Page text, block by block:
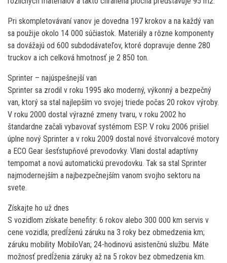
Pri skompletovávaní vanov je dovedna 197 krokov a na každý van
sa použije okolo 14 000 súčiastok. Materiály a rôzne komponenty
sa dovážajú od 600 subdodávateľov, ktoré dopravuje denne 280
truckov a ich celková hmotnosť je 2 850 ton.
Sprinter – najúspešnejší van
Sprinter sa zrodil v roku 1995 ako moderný, výkonný a bezpečný
van, ktorý sa stal najlepším vo svojej triede počas 20 rokov výroby.
V roku 2000 dostal výrazné zmeny tvaru, v roku 2002 ho
štandardne začali vybavovať systémom ESP. V roku 2006 prišiel
úplne nový Sprinter a v roku 2009 dostal nové štvorvalcové motory
a ECO Gear šesťstupňové prevodovky. Vlani dostal adaptívny
tempomat a novú automatickú prevodovku. Tak sa stal Sprinter
najmodernejším a najbezpečnejším vanom svojho sektoru na
svete.
Získajte ho už dnes
S vozidlom získate benefity: 6 rokov alebo 300 000 km servis v
cene vozidla; predĺženú záruku na 3 roky bez obmedzenia km;
záruku mobility MobiloVan; 24-hodinovú asistenčnú službu. Máte
možnosť predĺženia záruky až na 5 rokov bez obmedzenia km.